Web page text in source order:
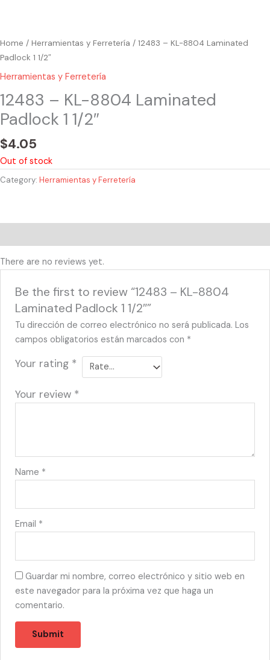
Home / Herramientas y Ferretería / 12483 – KL-8804 Laminated
Padlock 1 1/2″
Herramientas y Ferretería
12483 – KL-8804 Laminated
Padlock 1 1/2″
$4.05
Out of stock
Category: Herramientas y Ferretería
There are no reviews yet.
Be the first to review “12483 – KL-8804
Laminated Padlock 1 1/2″”
Tu dirección de correo electrónico no será publicada. Los
campos obligatorios están marcados con *
Your rating *
Your review *
Name *
Email *
Guardar mi nombre, correo electrónico y sitio web en
este navegador para la próxima vez que haga un
comentario.